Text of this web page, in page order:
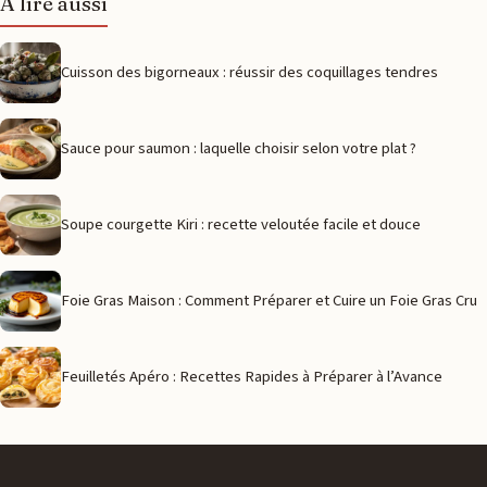
Cuisson des bigorneaux : réussir des coquillages tendres
Sauce pour saumon : laquelle choisir selon votre plat ?
Soupe courgette Kiri : recette veloutée facile et douce
Foie Gras Maison : Comment Préparer et Cuire un Foie Gras Cru
Feuilletés Apéro : Recettes Rapides à Préparer à l’Avance